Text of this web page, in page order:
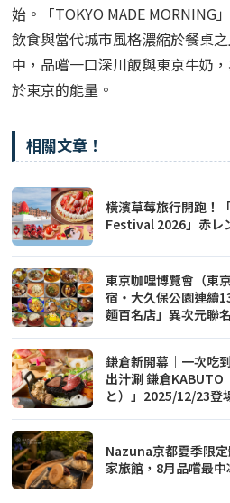
始。「TOKYO MADE MORNING
飲食與當代城市風格濃縮於餐桌
中，品嚐一口深川飯與東京牛奶
於東京的能量。
相關文章！
橫濱草莓旅行開跑
Festival 2026」赤レ
東京咖哩博覽會（東
宿・大久保公園連續
麵百名店」異次元聯名
鎌倉新開幕｜一次吃
出汁涮 鎌倉KABUTO
と）」2025/12/23登
Nazuna京都夏季限
家旅館，8月品嚐最